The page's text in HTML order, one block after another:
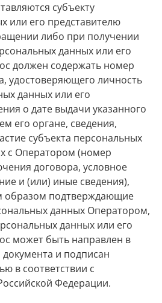
субъекту
или его представителю
либо при получении
данных или его
должен содержать номер
удостоверяющего личность
данных или его
о дате выдачи указанного
его органе, сведения,
субъекта персональных
с Оператором (номер
договора, условное
и (или) иные сведения),
образом подтверждающие
данных Оператором,
данных или его
может быть направлен в
и подписан
в соответствии с
Федерации.